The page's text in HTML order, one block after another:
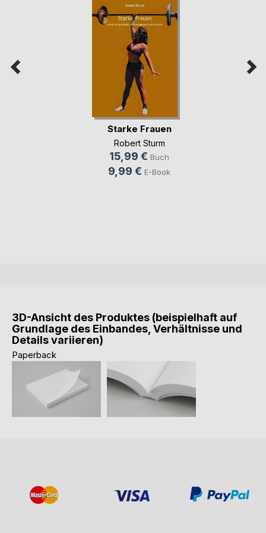
Starke Frauen
Robert Sturm
15,99 € Buch
9,99 € E-Book
3D-Ansicht des Produktes (beispielhaft auf
Grundlage des Einbandes, Verhältnisse und
Details variieren)
Paperback